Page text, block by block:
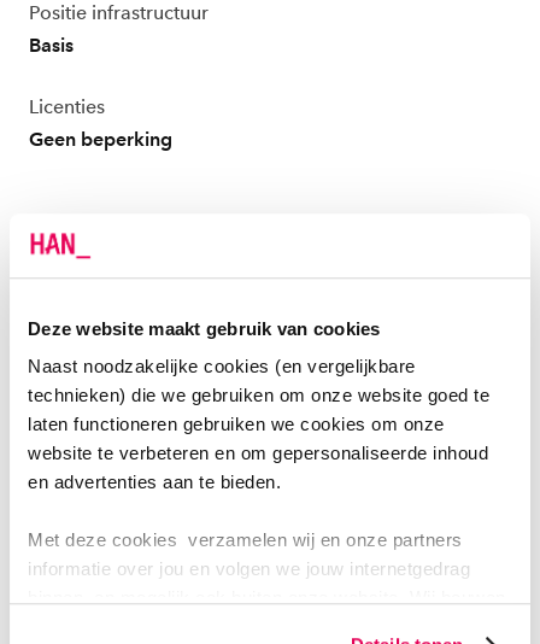
Deze website maakt gebruik van cookies
Naast noodzakelijke cookies (en vergelijkbare
technieken) die we gebruiken om onze website goed te
laten functioneren gebruiken we cookies om onze
website te verbeteren en om gepersonaliseerde inhoud
en advertenties aan te bieden.
Met deze cookies verzamelen wij en onze partners
informatie over jou en volgen we jouw internetgedrag
Positie infrastructuur
Basis
Licenties
Geen beperking
WAARVOOR GEBRUIK JE HET HAN-DPF?
toetsen, (peer)feedback geven, presenteren en het
inleveren en beoordelen
van summatieve opdrachtgestuurde toetsproducten ter
ondersteuning van het toetsproces. Het HAN-DPF kan
tijdens het gehele onderwijsproces ingezet worden,
showcase te ontwikkelen.